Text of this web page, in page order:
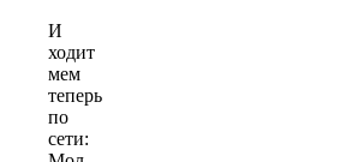
И
ходит
мем
теперь
по
сети: